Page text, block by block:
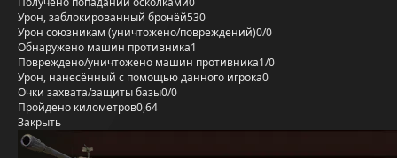
Урон, заблокированный бронёй530
Урон союзникам (уничтожено/повреждений)0/0
Обнаружено машин противника1
Повреждено/уничтожено машин противника1/0
Урон, нанесённый с помощью данного игрока0
Очки захвата/защиты базы0/0
Пройдено километров0,64
Закрыть